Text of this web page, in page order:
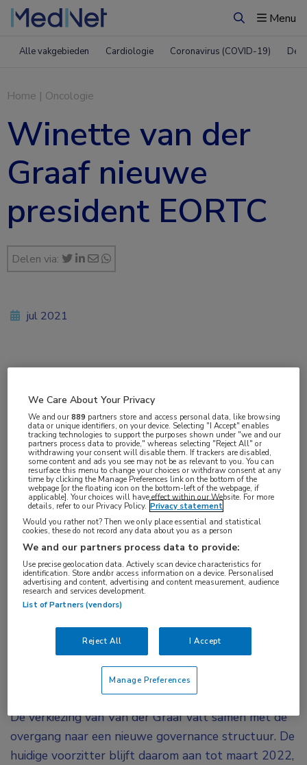
ZoekenMenu
Alle vakgebieden Cardiologie Coronavirus (COVID-19)
Home | Oncologie
Winette van der
Graaf nieuwe
president EORTC
Delen via:
Internist-oncoloog en hoogleraar medische
oncologie Winette van der Graaf (Antoni van
Leeuwenhoek) is de nieuwe gekozen president
van de European Organisation for Research and
Treatment of Cancer (EORTC).
De directie EORTC omschrijft Van der Graaf als een
medisch oncoloog met klinisch en wetenschappelijk
internationaal leiderschap, en roemt haar
vaardigheden om met mensen om te gaan en hen te
inspireren, hetgeen haar heeft gepositioneerd als
mentor voor de nieuwe generatie artsen.
De verkiezing van Van der Graaf valt samen met de
overgang naar een nieuwe governance structuur. De
huidige voorzitter blijft daarom aan tot maart 2022,
jul 2021
We Care About Your Privacy
We and our889 partners store and access personal data, like browsing
data or unique identifiers, on your device. Selecting "I Accept" enables
tracking technologies to support the purposes shown under "we and our
partners process data to provide," whereas selecting "Reject All" or
withdrawing your consent will disable them. If trackers are disabled,
some content and ads you see may not be as relevant to you. You can
resurface this menu to change your choices or withdraw consent at any
time by clicking the Manage Preferences link on the bottom of the
webpage [or the floating icon on the bottom-left of the webpage, if
applicable]. Your choices will have effect within our Website. For more
details, refer to our Privacy Policy. Privacy statement
Would you rather not? Then we only place essential and statistical
cookies, these do not record any data about you as a person
We and our partners process data to provide:
Use precise geolocation data. Actively scan device characteristics for
identification. Store and/or access information on a device. Personalised
advertising and content, advertising and content measurement, audience
research and services development.
List of Partners (vendors)
Reject All I Accept
Manage Preferences